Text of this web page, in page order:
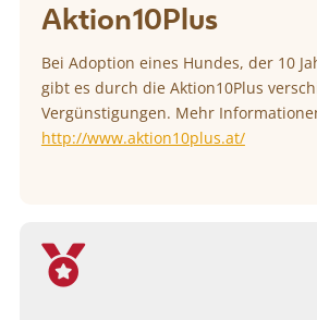
Aktion10Plus
Bei Adoption eines Hundes, der 10
gibt es durch die Aktion10Plus
Vergünstigungen. Mehr
http://www.aktion10plus.at/
